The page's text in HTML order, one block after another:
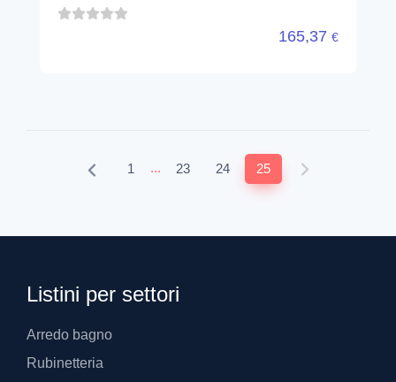
165,37 €
1 ... 23 24 25
Listini per settori
Arredo bagno
Rubinetteria